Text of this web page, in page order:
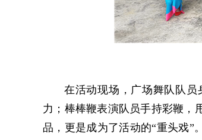
在活动现场，广场舞队队
力；棒棒鞭表演队员手持彩鞭，
品，更是成为了活动的“重头戏”